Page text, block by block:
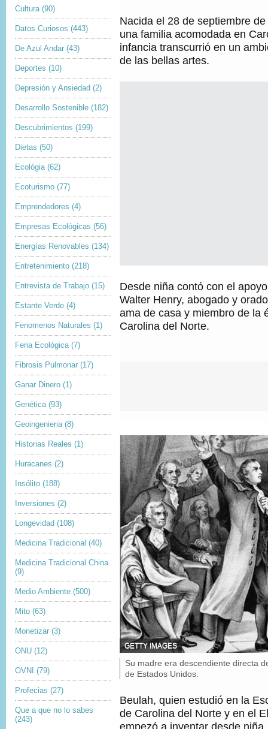
Cultura (90)
Datos Curiosos (443)
De Azul Andar (43)
Deportes (10)
Depresión y Ansiedad (2)
Desarrollo Sostenible (182)
Descubrimientos (199)
Dietas (50)
Ecológia (62)
Ecoturismo (77)
Emprendedores (4)
Empresas Ecológicas (56)
Energías Renovables (134)
Entretenimiento (218)
Entrevista de Trabajo (15)
Estante Verde (4)
Fenomenos Naturales (1)
Feria Ecológica (7)
Fibrosis Pulmonar (17)
Ganar Dinero (1)
Genética (93)
Geoingenieria (8)
Historias Reales (1)
Huracanes (2)
Insólito (188)
Inversiones (2)
Longevidad (108)
Medicina Tradicional (40)
Medicina Tradicional China
(9)
Medio Ambiente (500)
Mito (63)
Monetizar (3)
ONU (12)
OVNI (79)
Profecias (27)
Que a que no lo sabes
(243)
Nacida el 28 de septiembre
una familia acomodada en
infancia transcurrió en un
de las bellas artes.
Desde niña contó con el
Walter Henry, abogado y
ama de casa y miembro de la
Carolina del Norte.
o
m
e
n
d
a
m
o
y
c
o
n
t
i
n
u
a
r
l
e
y
e
n
d
o
F
U
E
N
D
E
L
GETTY IMAGES
P
i
d
e
f
Su madre era descendiente directa
de Estados Unidos.
Beulah, quien estudió en la
de Carolina del Norte y en el